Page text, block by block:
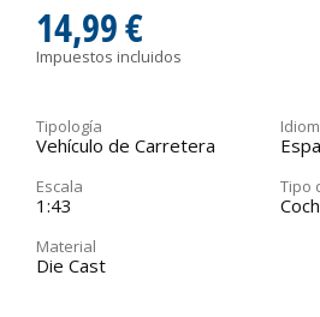
14,99 €
Impuestos incluidos
Tipología
Vehículo de Carretera
Escala
1:43
Tipo
Material
Die Cast